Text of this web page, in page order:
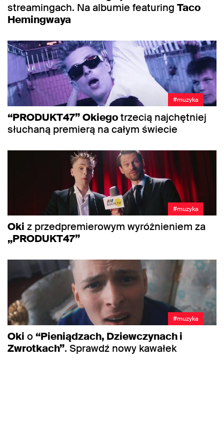
streamingach. Na albumie featuring Taco
Hemingwaya
#muzyka
“PRODUKT47”Okiegotrzecią najchętniej
słuchaną premierą na całym świecie
#muzyka
Oki z przedpremierowym wyróżnieniem za
„PRODUKT47”
#muzyka
Oki o “Pieniądzach, Dziewczynach i
Zwrotkach”. Sprawdź nowy kawałek